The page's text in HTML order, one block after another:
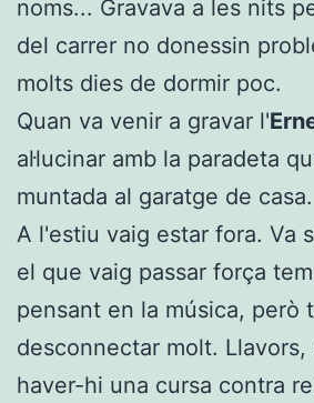
noms... Gravava a les nits
del carrer no donessin
molts dies de dormir poc.
Quan va venir a gravar l'
al·lucinar amb la paradeta
muntada al garatge de casa.
A l'estiu vaig estar fora. Va
el que vaig passar força
pensant en la música, però
desconnectar molt. Llavors,
haver-hi una cursa contra